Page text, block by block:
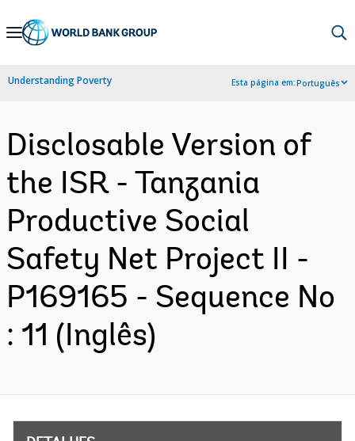
Skip
Navigation
Understanding Poverty Esta página em:Português
Disclosable Version of
the ISR - Tanzania
Productive Social
Safety Net Project II -
P169165 - Sequence No
: 11 (Inglês)